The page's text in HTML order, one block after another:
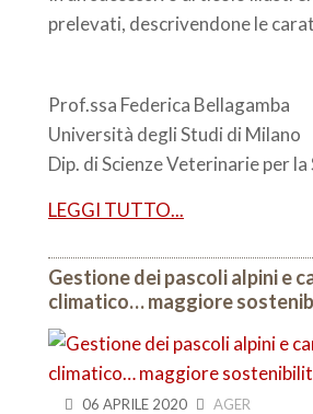
prelevati, descrivendone le
Prof.ssa Federica Bellagamba
Università degli Studi di Milano
Dip. di Scienze Veterinarie per
LEGGI TUTTO...
Gestione dei pascoli alpini e
climatico… maggiore
06 APRILE 2020 AGER